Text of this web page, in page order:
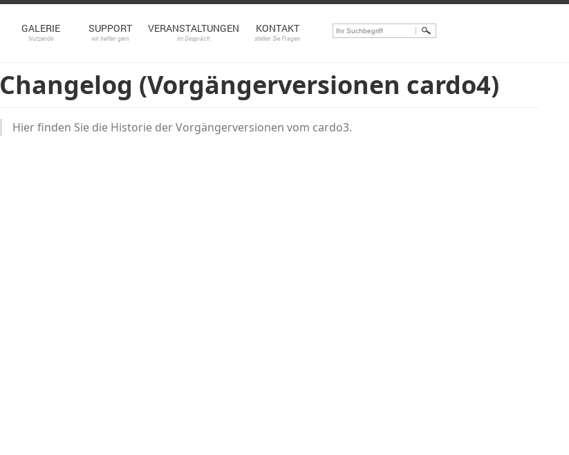
GALERIE
Nutzende
SUPPORT
wir helfen gern
VERANSTALTUNGEN
im Gespräch
KONTAKT
stellen Sie Fragen
Changelog (Vorgängerversionen cardo4)
Hier finden Sie die Historie der Vorgängerversionen vom cardo3.